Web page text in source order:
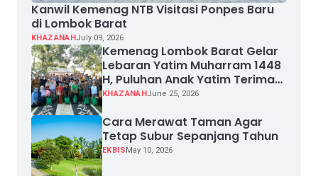
Kanwil Kemenag NTB Visitasi Ponpes Baru
di Lombok Barat
KHAZANAHJuly 09, 2026
Kemenag Lombok Barat Gelar
Lebaran Yatim Muharram 1448
H, Puluhan Anak Yatim Terima
Santunan
KHAZANAHJune 25, 2026
Cara Merawat Taman Agar
Tetap Subur Sepanjang Tahun
EKBISMay 10, 2026